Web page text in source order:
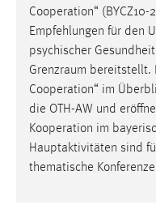
Cooperation“
Empfehlungen für den
psychischer
Grenzraum bereitstellt.
Cooperation“ im
die OTH-AW und
Kooperation im
Hauptaktivitäten sind
thematische
Zweck:
Dieser Cookie ist
einloggen zu können.
Cookie Laufzeit:
STATISTIK